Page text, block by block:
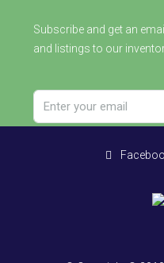
Subscribe and get an
and listings to our